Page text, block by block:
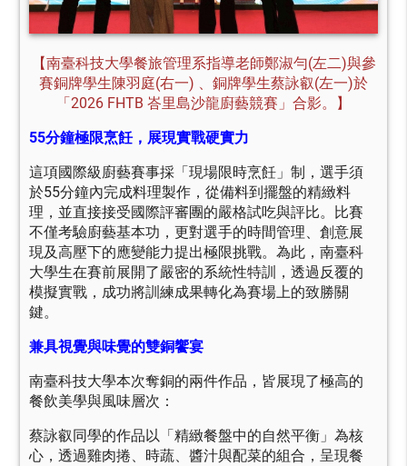
【南臺科技大學餐旅管理系指導老師鄭淑勻(左二)與參
賽銅牌學生陳羽庭(右一) 、銅牌學生蔡詠叡(左一)於
「2026 FHTB 峇里島沙龍廚藝競賽」合影。】
55分鐘極限烹飪，展現實戰硬實力
這項國際級廚藝賽事採「現場限時烹飪」制，選手須
於55分鐘內完成料理製作，從備料到擺盤的精緻料
理，並直接接受國際評審團的嚴格試吃與評比。比賽
不僅考驗廚藝基本功，更對選手的時間管理、創意展
現及高壓下的應變能力提出極限挑戰。為此，南臺科
大學生在賽前展開了嚴密的系統性特訓，透過反覆的
模擬實戰，成功將訓練成果轉化為賽場上的致勝關
鍵。
兼具視覺與味覺的雙銅饗宴
南臺科技大學本次奪銅的兩件作品，皆展現了極高的
餐飲美學與風味層次：
蔡詠叡同學的作品以「精緻餐盤中的自然平衡」為核
心，透過雞肉捲、時蔬、醬汁與配菜的組合，呈現餐